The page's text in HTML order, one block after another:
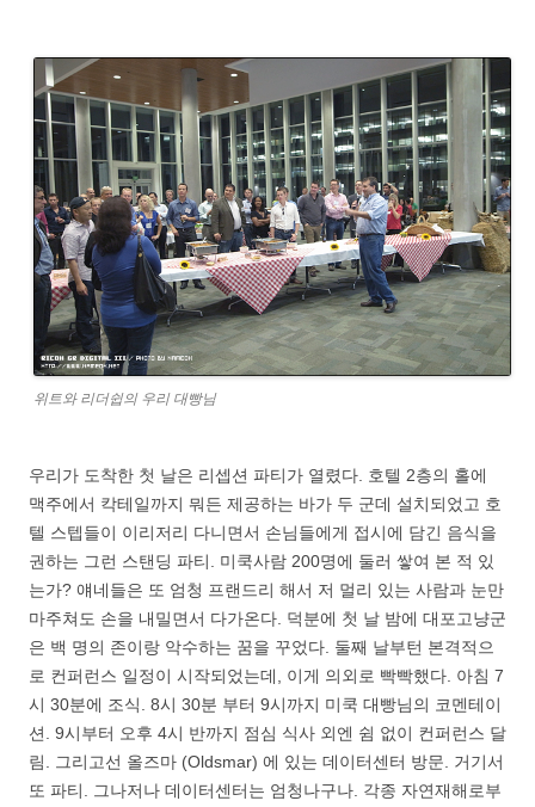
위트와 리더쉽의 우리 대빵님
우리가 도착한 첫 날은 리셉션 파티가 열렸다. 호텔 2층의 홀에
맥주에서 칵테일까지 뭐든 제공하는 바가 두 군데 설치되었고 호
텔 스텝들이 이리저리 다니면서 손님들에게 접시에 담긴 음식을
권하는 그런 스탠딩 파티. 미쿡사람 200명에 둘러 쌓여 본 적 있
는가? 얘네들은 또 엄청 프랜드리 해서 저 멀리 있는 사람과 눈만
마주쳐도 손을 내밀면서 다가온다. 덕분에 첫 날 밤에 대포고냥군
은 백 명의 존이랑 악수하는 꿈을 꾸었다. 둘째 날부턴 본격적으
로 컨퍼런스 일정이 시작되었는데, 이게 의외로 빡빡했다. 아침 7
시 30분에 조식. 8시 30분 부터 9시까지 미쿡 대빵님의 코멘테이
션. 9시부터 오후 4시 반까지 점심 식사 외엔 쉼 없이 컨퍼런스 달
림. 그리고선 올즈마 (Oldsmar) 에 있는 데이터센터 방문. 거기서
또 파티. 그나저나 데이터센터는 엄청나구나. 각종 자연재해로부